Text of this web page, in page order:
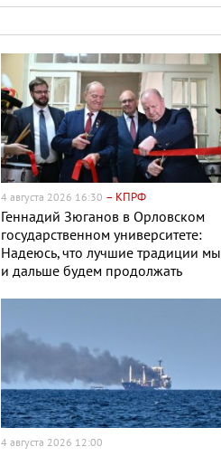
4 августа 2026 16:30 – КПРФ
Геннадий Зюганов в Орловском
государственном университете:
Надеюсь, что лучшие традиции мы
и дальше будем продолжать
4 августа 2026 12:00